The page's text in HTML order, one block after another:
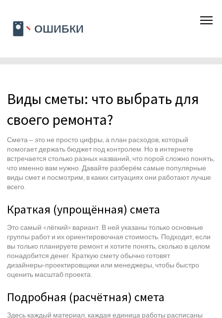
Виды сметы: что выбрать для
своего ремонта?
Смета – это не просто цифры, а план расходов, который
помогает держать бюджет под контролем. Но в интернете
встречается столько разных названий, что порой сложно понять,
что именно вам нужно. Давайте разберём самые популярные
виды смет и посмотрим, в каких ситуациях они работают лучше
всего.
Краткая (упрощённая) смета
Это самый «лёгкий» вариант. В ней указаны только основные
группы работ и их ориентировочная стоимость. Подходит, если
вы только планируете ремонт и хотите понять, сколько в целом
понадобится денег. Краткую смету обычно готовят
дизайнеры‑проектировщики или менеджеры, чтобы быстро
оценить масштаб проекта.
Подробная (расчётная) смета
Здесь каждый материал, каждая единица работы расписаны